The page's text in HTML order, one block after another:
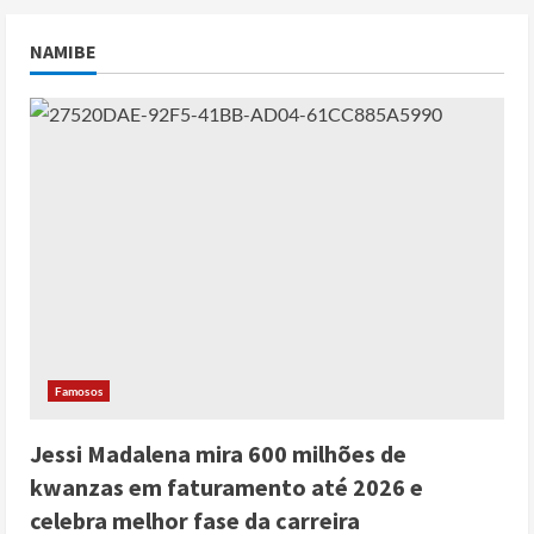
NAMIBE
Famosos
Jessi Madalena mira 600 milhões de
kwanzas em faturamento até 2026 e
celebra melhor fase da carreira